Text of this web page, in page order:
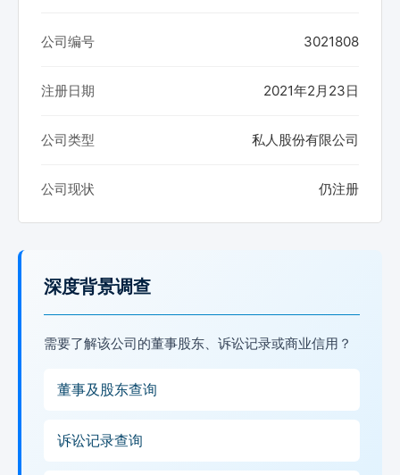
公司编号 3021808
注册日期 2021年2月23日
公司类型 私人股份有限公司
公司现状 仍注册
深度背景调查
需要了解该公司的董事股东、诉讼记录或商业信用？
董事及股东查询
诉讼记录查询